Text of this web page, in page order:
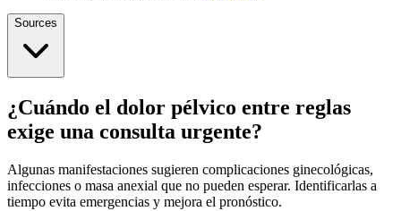
Sources
¿Cuándo el dolor pélvico entre reglas
exige una consulta urgente?
Algunas manifestaciones sugieren complicaciones ginecológicas,
infecciones o masa anexial que no pueden esperar. Identificarlas a
tiempo evita emergencias y mejora el pronóstico.